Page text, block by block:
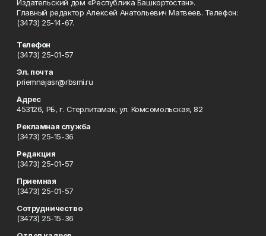
Издательский дом «Республика Башкортостан».
Главный редактор Алексей Анатольевич Матвеев. Телефон:
(3473) 25-14-67.
Телефон
(3473) 25-01-57
Эл. почта
priemnajasr@rbsmi.ru
Адрес
453126, РБ, г. Стерлитамак, ул. Комсомольская, 82
Рекламная служба
(3473) 25-15-36
Редакция
(3473) 25-01-57
Приемная
(3473) 25-01-57
Сотрудничество
(3473) 25-15-36